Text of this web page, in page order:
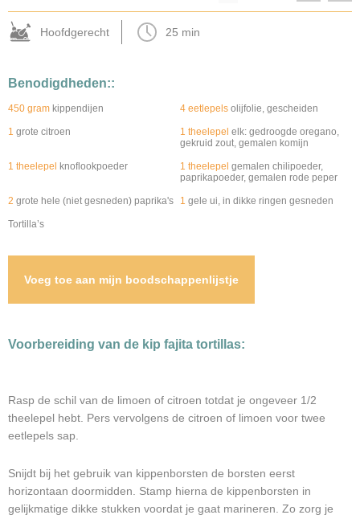
Hoofdgerecht 25 min
Benodigdheden::
450 gram kippendijen 4 eetlepels olijfolie, gescheiden
1 grote citroen 1 theelepel elk: gedroogde oregano,
gekruid zout, gemalen komijn
1 theelepel knoflookpoeder 1 theelepel gemalen chilipoeder,
paprikapoeder, gemalen rode peper
2 grote hele (niet gesneden) paprika's 1 gele ui, in dikke ringen gesneden
Tortilla’s
Voeg toe aan mijn boodschappenlijstje
Voorbereiding van de kip fajita tortillas:
Rasp de schil van de limoen of citroen totdat je ongeveer 1/2
theelepel hebt. Pers vervolgens de citroen of limoen voor twee
eetlepels sap.
Snijdt bij het gebruik van kippenborsten de borsten eerst
horizontaan doormidden. Stamp hierna de kippenborsten in
gelijkmatige dikke stukken voordat je gaat marineren. Zo zorg je